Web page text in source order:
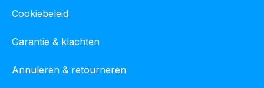
Cookiebeleid
Garantie & klachten
Annuleren & retourneren